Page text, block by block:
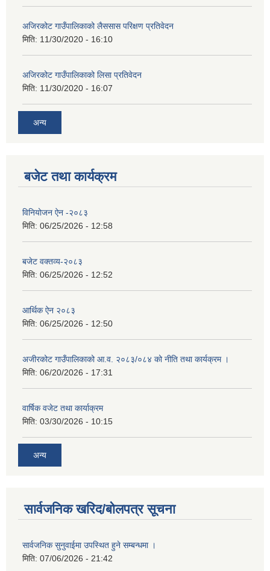
अजिरकोट गाउँपालिकाको लैससास परिक्षण प्रतिवेदन
मिति: 11/30/2020 - 16:10
अजिरकोट गाउँपालिकाको लिसा प्रतिवेदन
मिति: 11/30/2020 - 16:07
अन्य
बजेट तथा कार्यक्रम
विनियोजन ऐन -२०८३
मिति: 06/25/2026 - 12:58
बजेट वक्तव्य-२०८३
मिति: 06/25/2026 - 12:52
आर्थिक ऐन २०८३
मिति: 06/25/2026 - 12:50
अजीरकोट गाउँपालिकाको आ.व. २०८३/०८४ को नीति तथा कार्यक्रम ।
मिति: 06/20/2026 - 17:31
वार्षिक वजेट तथा कार्याक्रम
मिति: 03/30/2026 - 10:15
अन्य
सार्वजनिक खरिद/बोलपत्र सूचना
सार्वजनिक सुनुवाईमा उपस्थित हुने सम्बन्धमा ।
मिति: 07/06/2026 - 21:42